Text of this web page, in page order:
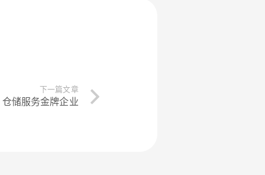
下一篇文章
仓储服务金牌企业